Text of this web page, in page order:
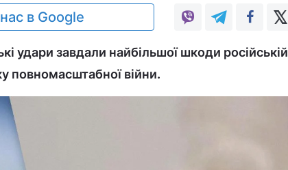
в Google
удари завдали найбільшої шкоди російській
повномасштабної війни.